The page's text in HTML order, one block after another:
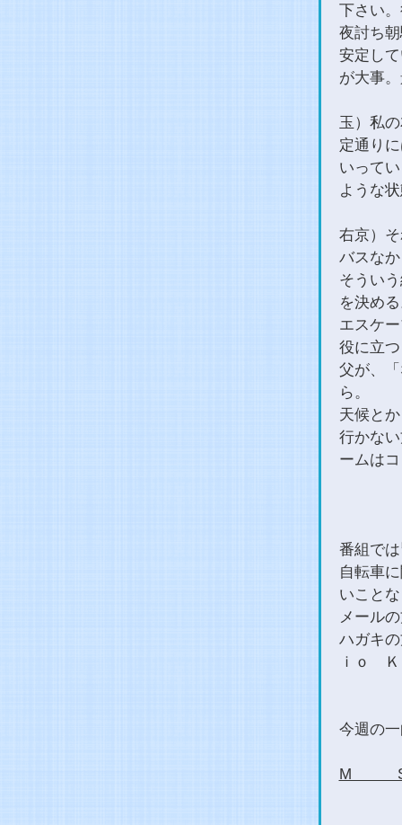
下さい
夜討ち
安定し
が大事
玉）私
定通り
いって
ような
右京）
バスな
そうい
を決め
エスケ
役に立
父が、
ら。
天候と
行かな
ームは
番組で
自転車
いこと
メール
ハガキ
ｉｏ Ｋ
今週の
M